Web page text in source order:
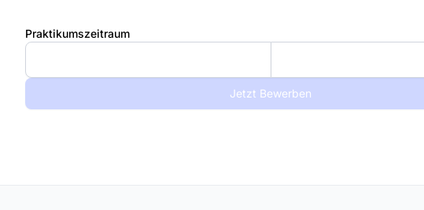
Praktikumszeitraum
Jetzt Bewerben